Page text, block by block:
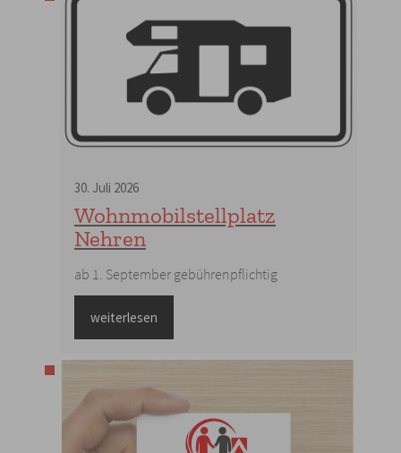
30. Juli 2026
Wohnmobilstellplatz
Nehren
ab 1. September gebührenpflichtig
weiterlesen